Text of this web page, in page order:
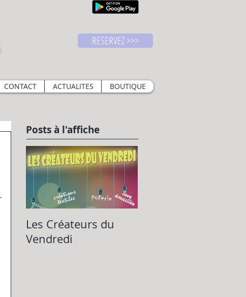
RESERVEZ >>>
CONTACT ACTUALITES BOUTIQUE
Posts à l'affiche
Les Créateurs du
Vendredi